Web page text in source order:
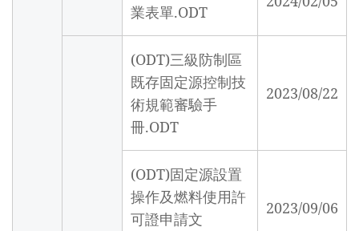
業表單.ODT
(ODT)三級防制區
既存固定源控制技
術規範審驗手
冊.ODT
2023/08/22
(ODT)固定源設置
操作及燃料使用許
可證申請文
2023/09/06